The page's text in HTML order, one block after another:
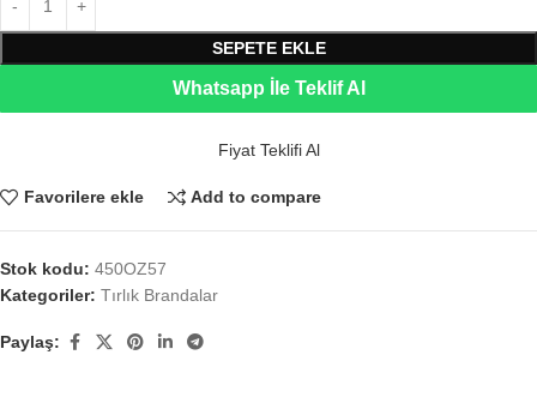
SEPETE EKLE
Whatsapp İle Teklif Al
Fiyat Teklifi Al
Favorilere ekle Add to compare
Stok kodu: 450OZ57
Kategoriler: Tırlık Brandalar
Paylaş: